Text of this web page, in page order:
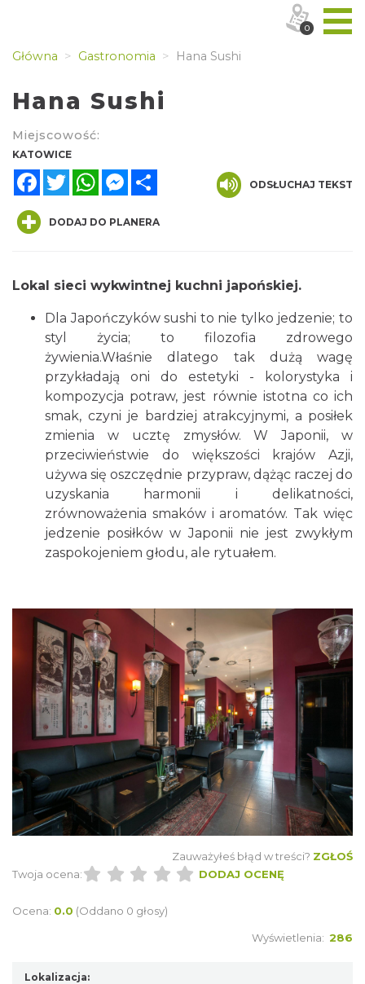
Główna Gastronomia Hana Sushi
Hana Sushi
Miejscowość:
KATOWICE
FacebookTwitterWhatsAppMessenger
ODSŁUCHAJ TEKST
DODAJ DO PLANERA
Lokal sieci wykwintnej kuchni japońskiej.
Dla Japończyków sushi to nie tylko jedzenie; to
styl życia; to filozofia zdrowego
żywienia.Właśnie dlatego tak dużą wagę
przykładają oni do estetyki - kolorystyka i
kompozycja potraw, jest równie istotna co ich
smak, czyni je bardziej atrakcyjnymi, a posiłek
zmienia w ucztę zmysłów. W Japonii, w
przeciwieństwie do większości krajów Azji,
używa się oszczędnie przypraw, dążąc raczej do
uzyskania harmonii i delikatności,
zrównoważenia smaków i aromatów. Tak więc
jedzenie posiłków w Japonii nie jest zwykłym
zaspokojeniem głodu, ale rytuałem.
Zauważyłeś błąd w treści? ZGŁOŚ
Twoja ocena:
DODAJ OCENĘ
Ocena: 0.0 (Oddano 0 głosy)
Wyświetlenia: 286
Lokalizacja:
0